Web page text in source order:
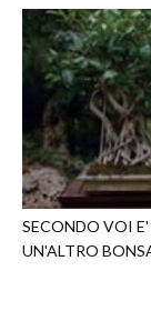
SECONDO VOI E'
UN'ALTRO